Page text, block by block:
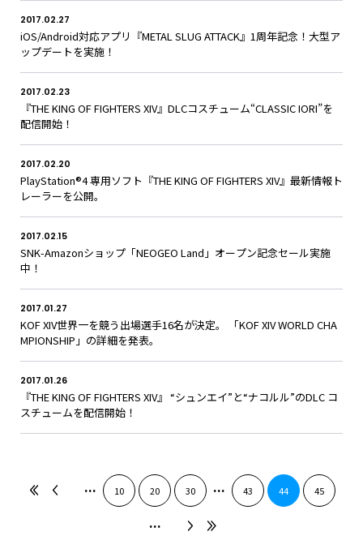
2017.02.27
iOS/Android対応アプリ『METAL SLUG ATTACK』1周年記念！大型ア
ップデートを実施！
2017.02.23
『THE KING OF FIGHTERS XIV』DLCコスチューム“CLASSIC IORI”を
配信開始！
2017.02.20
PlayStation®4 専用ソフト『THE KING OF FIGHTERS XIV』最新情報ト
レーラーを公開。
2017.02.15
SNK-Amazonショップ「NEOGEO Land」オープン記念セール実施
中！
2017.01.27
KOF XIV世界一を競う出場選手16名が決定。 「KOF XIV WORLD CHA
MPIONSHIP」の詳細を発表。
2017.01.26
『THE KING OF FIGHTERS XIV』 “シュンエイ”と“ナコルル”のDLC コ
スチュームを配信開始！
... 10 20 30 ... 43 44 45
...